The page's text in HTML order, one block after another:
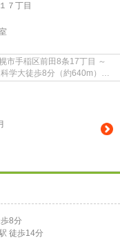
１７丁目
歩8分
徒歩14分